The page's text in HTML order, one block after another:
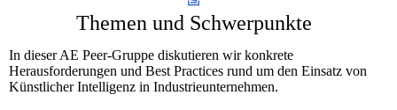
Themen und Schwerpunkte
In dieser AE Peer-Gruppe diskutieren wir konkrete
Herausforderungen und Best Practices rund um den Einsatz von
Künstlicher Intelligenz in Industrieunternehmen.